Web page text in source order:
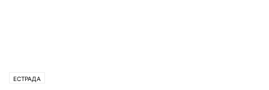
ЕСТРАДА